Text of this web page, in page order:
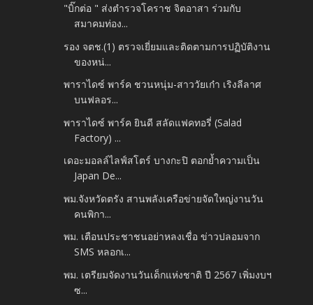
"บิ๊กต่อ " ส่งตำรวจโคราช จิตอาสา ร่วมกับ
สมาคมท่อง...
รอง จตช.(1) ตรวจเยี่ยมและติดตามการปฏิบัติงาน
ของหน่...
พาราไดซ์ พาร์ค ชวนหนุ่ม-สาววัยเก๋า เริงลีลาศ
บนฟลอร...
พาราไดซ์ พาร์ค ยินดี สลัดแฟคทอรี่ (Salad
Factory) ...
เดอะมอลล์ไลฟ์สโตร์ บางกะปิ ตอกย้ำความเป็น
Japan De...
พม.จังหวัดตรัง สานพลังเครือข่ายจัดใหญ่งานวัน
คนพิกา...
พม. เตือนประชาชนอย่าหลงเชื่อ ข่าวปลอมจาก
SMS หลอกเ...
พม. เตรียมจัดงานวันเด็กแห่งชาติ ปี 2567 เพิ่มงบฯ
ซ...